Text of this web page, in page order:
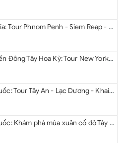
Du lịch Cambodia: Tour Phnom Penh - Siem Reap - Phnom Penh
Du lịch Liên Tuyến Đông Tây Hoa Kỳ: Tour New York - Philadelphia - Delaware - Washington D.C - Las Vegas - Red rock Canyon - Little Saigon - Santa Monica - Los Angeles - San Diego từ Hà Nội 2026
Du lịch Trung Quốc: Tour Tây An - Lạc Dương - Khai Phong từ Hà Nội 2026
Du lịch Trung Quốc: Khám phá mùa xuân cố đô Tây An từ Hà Nội 2026